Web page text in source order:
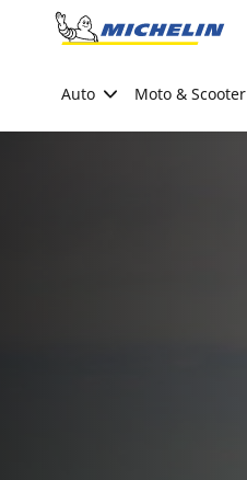
Go to page content
Auto Moto & Scooter